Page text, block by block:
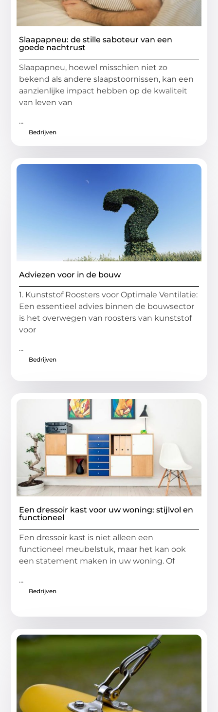
Slaapapneu: de stille saboteur van een
goede nachtrust
Slaapapneu, hoewel misschien niet zo
bekend als andere slaapstoornissen, kan een
aanzienlijke impact hebben op de kwaliteit
van leven van
...
Bedrijven
Adviezen voor in de bouw
1. Kunststof Roosters voor Optimale Ventilatie:
Een essentieel advies binnen de bouwsector
is het overwegen van roosters van kunststof
voor
...
Bedrijven
Een dressoir kast voor uw woning: stijlvol en
functioneel
Een dressoir kast is niet alleen een
functioneel meubelstuk, maar het kan ook
een statement maken in uw woning. Of
...
Bedrijven